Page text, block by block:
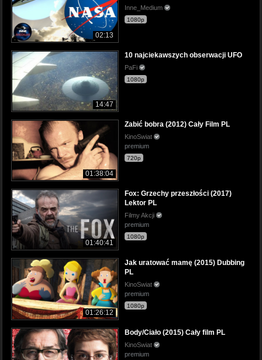
02:13
Inne_Medium
1080p
14:47
10 najciekawszych obserwacji UFO
PaFi
1080p
01:38:04
Zabić bobra (2012) Cały Film PL
KinoSwiat
premium
720p
01:40:41
Fox: Grzechy przeszłości (2017)
Lektor PL
Filmy Akcji
premium
1080p
01:26:12
Jak uratować mamę (2015) Dubbing
PL
KinoSwiat
premium
1080p
Body/Ciało (2015) Cały film PL
KinoSwiat
premium